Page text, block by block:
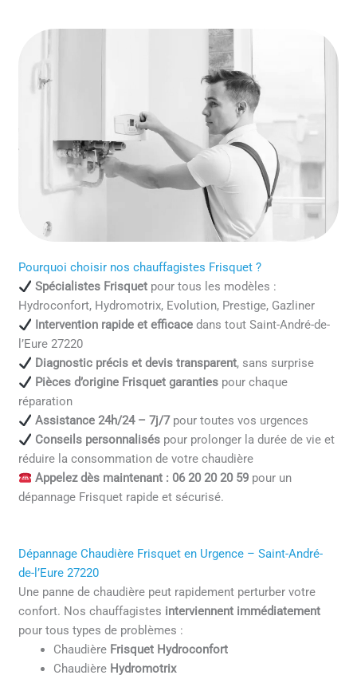
Pourquoi choisir nos chauffagistes Frisquet ?
Spécialistes Frisquetpour tous les modèles :
Hydroconfort, Hydromotrix, Evolution, Prestige, Gazliner
Intervention rapide et efficacedans tout Saint-André-de-
l’Eure 27220
Diagnostic précis et devis transparent, sans surprise
Pièces d’origine Frisquet garantiespour chaque
réparation
Assistance 24h/24 – 7j/7pour toutes vos urgences
Conseils personnaliséspour prolonger la durée de vie et
réduire la consommation de votre chaudière
Appelez dès maintenant : 06 20 20 20 59pour un
dépannage Frisquet rapide et sécurisé.
Dépannage Chaudière Frisquet en Urgence – Saint-André-
de-l’Eure 27220
Une panne de chaudière peut rapidement perturber votre
confort. Nos chauffagistes interviennent immédiatement
pour tous types de problèmes :
Chaudière Frisquet Hydroconfort
Chaudière Hydromotrix